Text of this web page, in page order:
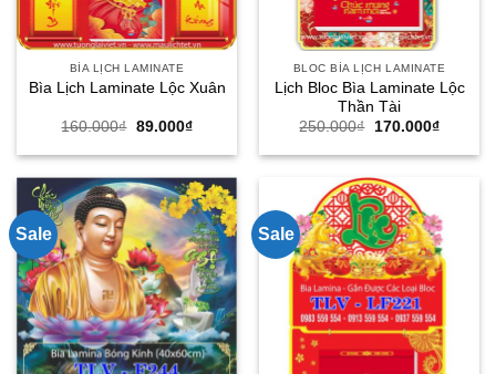
BÌA LỊCH LAMINATE
Bìa Lịch Laminate Lộc Xuân
160.000₫ Giá
là:
89.000₫Giá
tại
89.000₫.
BLOC BÌA LỊCH LAMINATE
Lịch Bloc Bìa Laminate Lộc
Thần Tài
250.000₫
Giá
là:
170.000₫Giá
tại
Sale Sale